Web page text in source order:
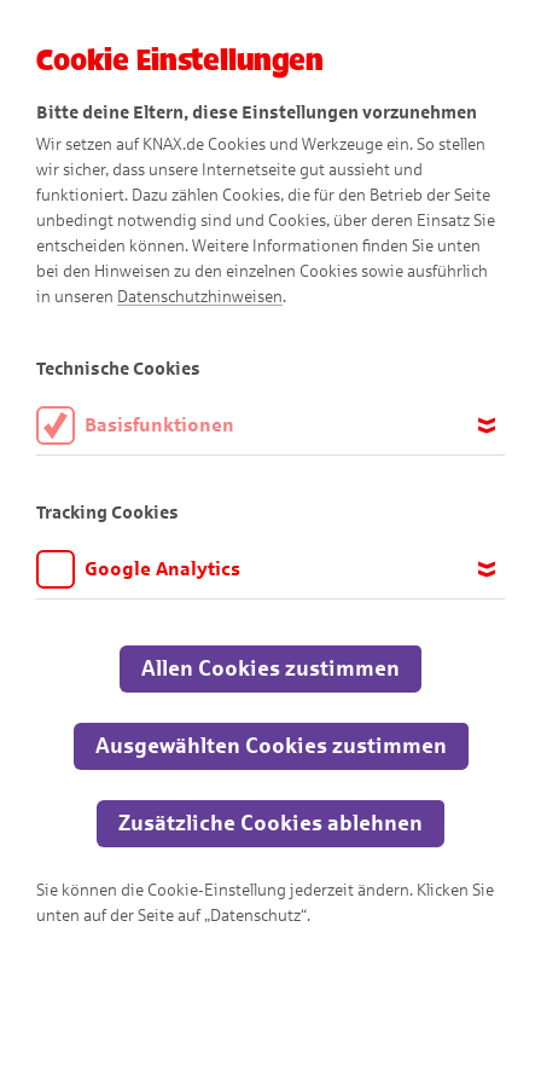
Willkommen im Puzzle-Paradies!
Hier findest du tolle Motive aus der KNAX-Welt in drei
Schwierigkeitsstufen. Viel Spaß dabei!
Cookie Einstellungen
Bitte deine Eltern, diese Einstellungen vorzunehmen
Wir setzen auf KNAX.de Cookies und Werkzeuge ein. So stellen
wir sicher, dass unsere Internetseite gut aussieht und
funktioniert. Dazu zählen Cookies, die für den Betrieb der Seite
unbedingt notwendig sind und Cookies, über deren Einsatz Sie
entscheiden können. Weitere Informationen finden Sie unten
bei den Hinweisen zu den einzelnen Cookies sowie ausführlich
in unseren Datenschutzhinweisen.
Technische Cookies
Basisfunktionen
aktiviert sein.
Tracking Cookies
Google Analytics
anpassen und verbessern können. Aus diesem Grund nutzen wir
Google Analytics. Dieses Werkzeug erfasst die Seitenaufrufe zu
Übertragung anonymisiert.
Allen Cookies zustimmen
Ausgewählten Cookies zustimmen
Zusätzliche Cookies ablehnen
Sie können die Cookie-Einstellung jederzeit ändern. Klicken Sie
unten auf der Seite auf „Datenschutz“.